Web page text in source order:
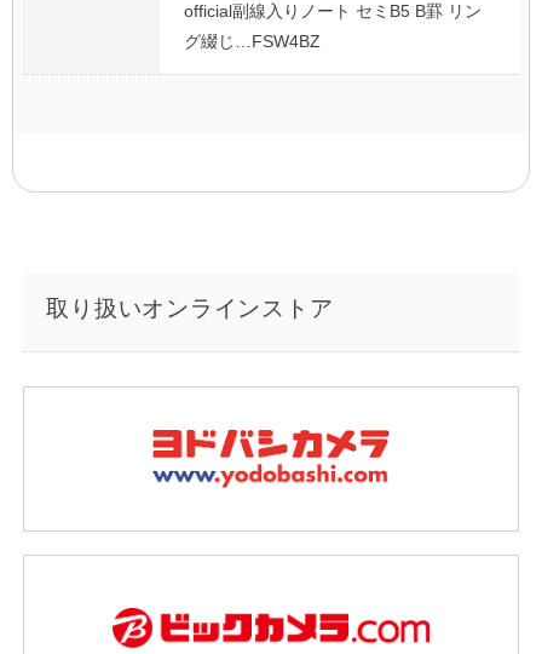
official副線入りノート セミB5 B罫 リン
グ綴じ…FSW4BZ
取り扱いオンラインストア